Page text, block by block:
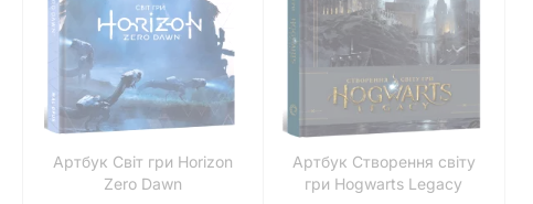
Артбук Світ гри Horizon
Zero Dawn
Артбук Створення світу
гри Hogwarts Legacy